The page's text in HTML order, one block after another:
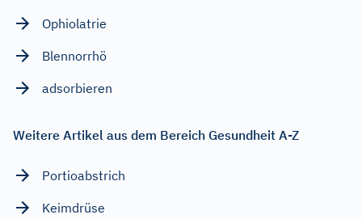
Ophiolatrie
Blennorrhö
adsorbieren
Weitere Artikel aus dem Bereich Gesundheit A-Z
Portioabstrich
Keimdrüse